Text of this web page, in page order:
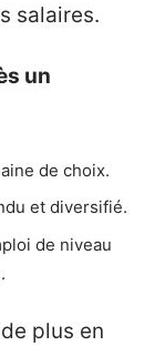
salaires.
un
de choix.
et diversifié.
de niveau
plus en